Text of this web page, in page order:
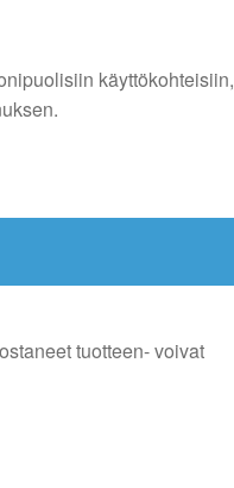
käyttökohteisiin,
tuotteen- voivat